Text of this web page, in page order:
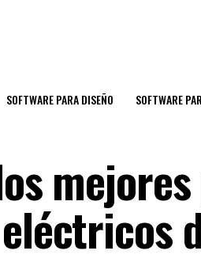
SOFTWARE PARA DISEÑO SOFTWARE